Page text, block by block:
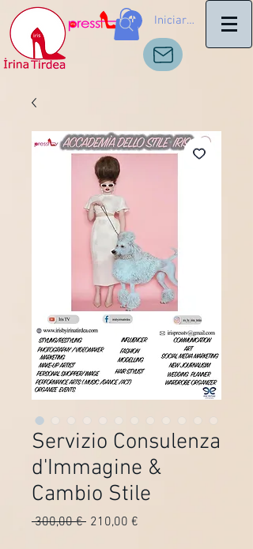
Iniciar sesión
Servizio Consulenza
d'Immagine &
Cambio Stile
300,00 € Precio
210,00 €